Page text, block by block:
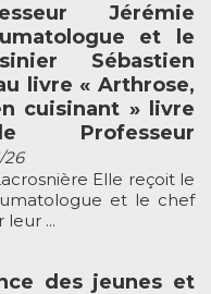
Jérémie
et le
Sébastien
livre « Arthrose,
cuisinant » livre
Professeur
26
Elle reçoit le
et le chef
leur ...
des jeunes et